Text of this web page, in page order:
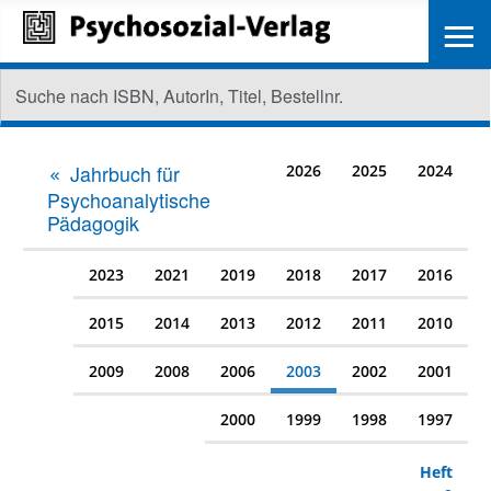
Jahrbuch für
Psychoanalytische
Pädagogik
2026 2025 2024
2023 2021 2019 2018 2017 2016
2015 2014 2013 2012 2011 2010
2009 2008 2006 2003 2002 2001
2000 1999 1998 1997
Heft
≡